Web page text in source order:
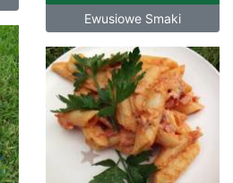
Ewusiowe Smaki